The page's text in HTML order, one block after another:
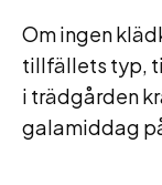
Om ingen
tillfällets typ,
i trädgården
galamiddag